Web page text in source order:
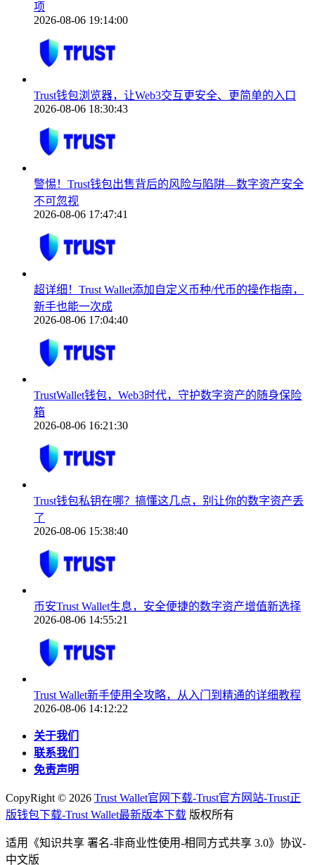
项
2026-08-06 19:14:00
Trust钱包浏览器，让Web3交互更安全、更简单的入口
2026-08-06 18:30:43
警惕！Trust钱包出售背后的风险与陷阱—数字资产安全
不可忽视
2026-08-06 17:47:41
超详细！Trust Wallet添加自定义币种/代币的操作指南，
新手也能一次成
2026-08-06 17:04:40
TrustWallet钱包，Web3时代，守护数字资产的随身保险
箱
2026-08-06 16:21:30
Trust钱包私钥在哪？搞懂这几点，别让你的数字资产丢
了
2026-08-06 15:38:40
币安Trust Wallet生息，安全便捷的数字资产增值新选择
2026-08-06 14:55:21
Trust Wallet新手使用全攻略，从入门到精通的详细教程
2026-08-06 14:12:22
关于我们
联系我们
免责声明
CopyRight © 2026 Trust Wallet官网下载-Trust官方网站-Trust正
版钱包下载-Trust Wallet最新版本下载 版权所有
适用《知识共享 署名-非商业性使用-相同方式共享 3.0》协议-
中文版